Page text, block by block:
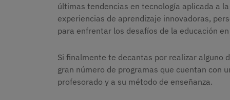
últimas tendencias en tecnología aplicada a
experiencias de aprendizaje innovadoras,
para enfrentar los desafíos de la educación
Si finalmente te decantas por realizar alguno
gran número de programas que cuentan con
profesorado y a su método de enseñanza.